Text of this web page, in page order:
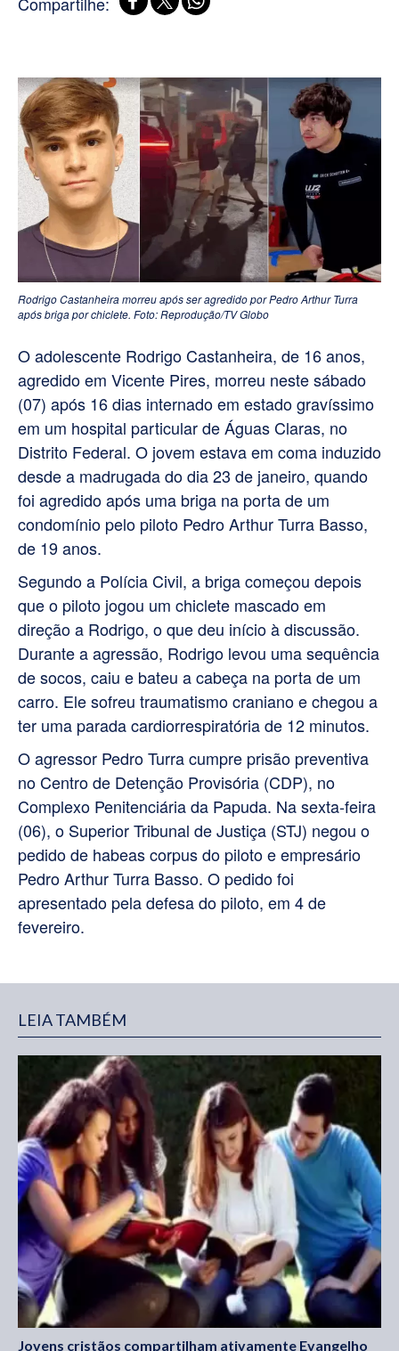
Rodrigo Castanheira morreu após ser agredido por Pedro Arthur Turra
após briga por chiclete. Foto: Reprodução/TV Globo
O adolescente Rodrigo Castanheira, de 16 anos,
agredido em Vicente Pires, morreu neste sábado
(07) após 16 dias internado em estado gravíssimo
em um hospital particular de Águas Claras, no
Distrito Federal. O jovem estava em coma induzido
desde a madrugada do dia 23 de janeiro, quando
foi agredido após uma briga na porta de um
condomínio pelo piloto Pedro Arthur Turra Basso,
de 19 anos.
Segundo a Polícia Civil, a briga começou depois
que o piloto jogou um chiclete mascado em
direção a Rodrigo, o que deu início à discussão.
Durante a agressão, Rodrigo levou uma sequência
de socos, caiu e bateu a cabeça na porta de um
carro. Ele sofreu traumatismo craniano e chegou a
ter uma parada cardiorrespiratória de 12 minutos.
O agressor Pedro Turra cumpre prisão preventiva
no Centro de Detenção Provisória (CDP), no
Complexo Penitenciária da Papuda. Na sexta-feira
(06), o Superior Tribunal de Justiça (STJ) negou o
pedido de habeas corpus do piloto e empresário
Pedro Arthur Turra Basso. O pedido foi
apresentado pela defesa do piloto, em 4 de
fevereiro.
LEIA TAMBÉM
Jovens cristãos compartilham ativamente Evangelho